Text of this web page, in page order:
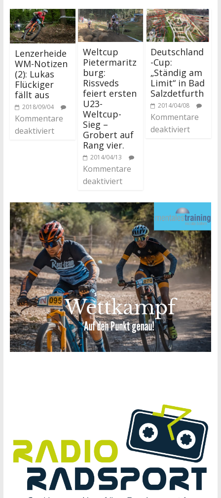
Lenzerheide
WM-Notizen
(2): Lukas
Flückiger
fällt aus
2018/09/04
Kommentare
deaktiviert
Weltcup
Pietermaritz
burg:
Rissveds
feiert ersten
U23-
Weltcup-
Sieg –
Grobert auf
Rang vier.
2014/04/13
Kommentare
deaktiviert
Deutschland
-Cup:
„Ständig am
Limit“ in Bad
Salzdetfurth
2014/04/08
Kommentare
deaktiviert